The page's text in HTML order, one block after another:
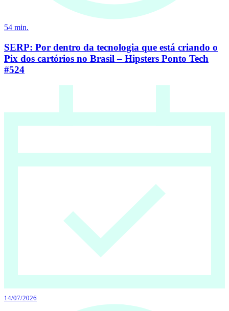
54 min.
SERP: Por dentro da tecnologia que está criando o
Pix dos cartórios no Brasil – Hipsters Ponto Tech
#524
14/07/2026